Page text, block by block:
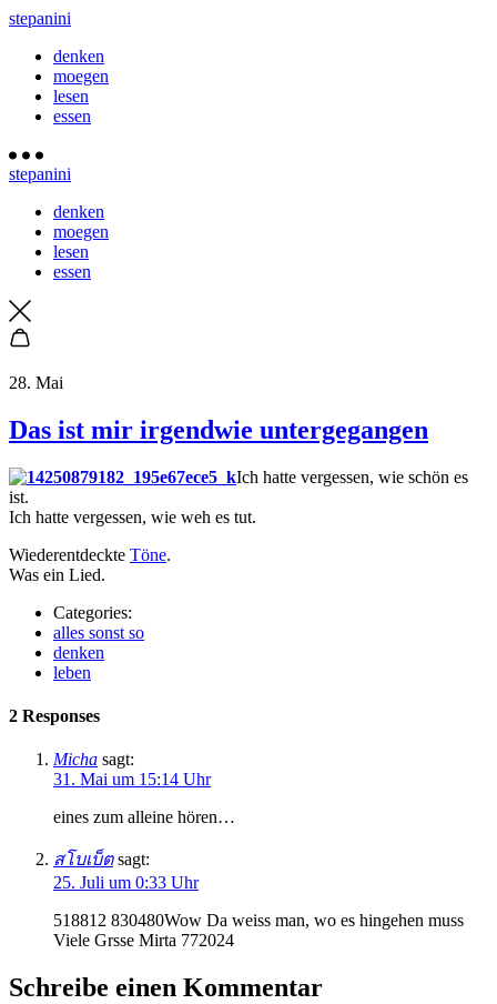
stepanini
denken
moegen
lesen
essen
stepanini
denken
moegen
lesen
essen
28. Mai
Das ist mir irgendwie untergegangen
Ich hatte vergessen, wie schön es
ist.
Ich hatte vergessen, wie weh es tut.
Wiederentdeckte Töne.
Was ein Lied.
Categories:
alles sonst so
denken
leben
2 Responses
Micha sagt:
31. Mai um 15:14 Uhr
eines zum alleine hören…
สโบเบ็ต sagt:
25. Juli um 0:33 Uhr
518812 830480Wow Da weiss man, wo es hingehen muss
Viele Grsse Mirta 772024
Schreibe einen Kommentar